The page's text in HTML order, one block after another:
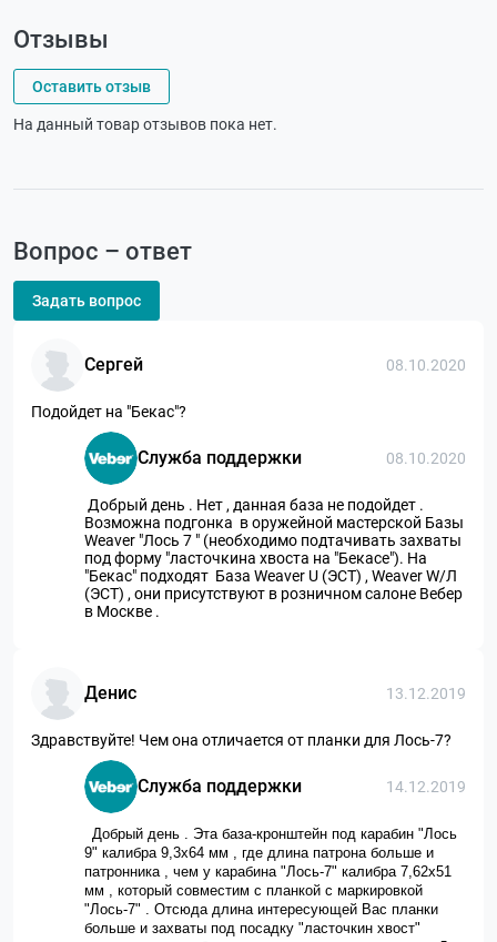
Отзывы
Оставить отзыв
На данный товар отзывов пока нет.
Вопрос – ответ
Задать вопрос
Сергей 08.10.2020
Подойдет на "Бекас"?
Служба поддержки 08.10.2020
Добрый день . Нет , данная база не подойдет .
Возможна подгонка в оружейной мастерской Базы
Weaver "Лось 7 " (необходимо подтачивать захваты
под форму "ласточкина хвоста на "Бекасе"). На
"Бекас" подходят База Weaver U (ЭСТ) , Weaver W/Л
(ЭСТ) , они присутствуют в розничном салоне Вебер
в Москве .
Денис 13.12.2019
Здравствуйте! Чем она отличается от планки для Лось-7?
Служба поддержки 14.12.2019
Добрый день . Эта база-кронштейн под карабин "Лось
9" калибра 9,3х64 мм , где длина патрона больше и
патронника , чем у карабина "Лось-7" калибра 7,62х51
мм , который совместим с планкой с маркировкой
"Лось-7" . Отсюда длина интересующей Вас планки
больше и захваты под посадку "ласточкин хвост"